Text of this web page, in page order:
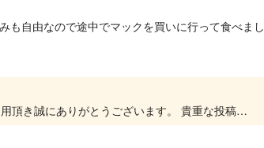
も自由なので途中でマックを買いに行って食べまし
いつもキッズユーエスランド 大阪泉佐野店をご利用頂き誠にありがとうございます。 貴重な投稿を頂きありがとうございます。 大変嬉しいお言葉をいただき、スタッフ一同、とても励みになります。...